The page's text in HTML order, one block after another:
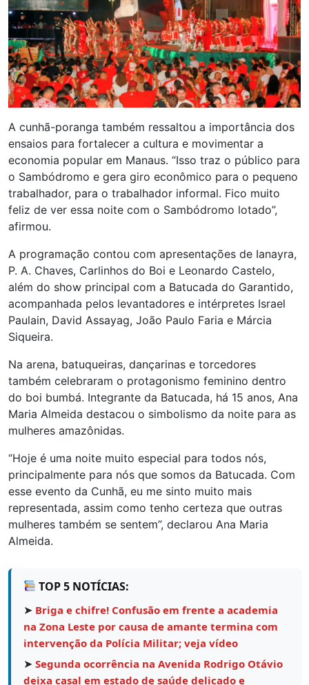
A cunhã-poranga também ressaltou a importância dos
ensaios para fortalecer a cultura e movimentar a
economia popular em Manaus. “Isso traz o público para
o Sambódromo e gera giro econômico para o pequeno
trabalhador, para o trabalhador informal. Fico muito
feliz de ver essa noite com o Sambódromo lotado”,
afirmou.
A programação contou com apresentações de Ianayra,
P. A. Chaves, Carlinhos do Boi e Leonardo Castelo,
além do show principal com a Batucada do Garantido,
acompanhada pelos levantadores e intérpretes Israel
Paulain, David Assayag, João Paulo Faria e Márcia
Siqueira.
Na arena, batuqueiras, dançarinas e torcedores
também celebraram o protagonismo feminino dentro
do boi bumbá. Integrante da Batucada, há 15 anos, Ana
Maria Almeida destacou o simbolismo da noite para as
mulheres amazônidas.
“Hoje é uma noite muito especial para todos nós,
principalmente para nós que somos da Batucada. Com
esse evento da Cunhã, eu me sinto muito mais
representada, assim como tenho certeza que outras
mulheres também se sentem”, declarou Ana Maria
Almeida.
TOP 5 NOTÍCIAS:
➤ Briga e chifre! Confusão em frente a academia
na Zona Leste por causa de amante termina com
intervenção da Polícia Militar; veja vídeo
➤ Segunda ocorrência na Avenida Rodrigo Otávio
deixa casal em estado de saúde delicado e